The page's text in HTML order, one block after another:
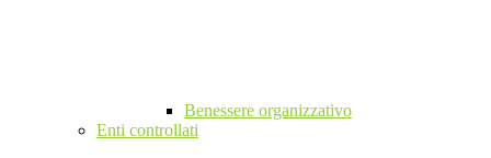
Benessere organizzativo
Enti controllati